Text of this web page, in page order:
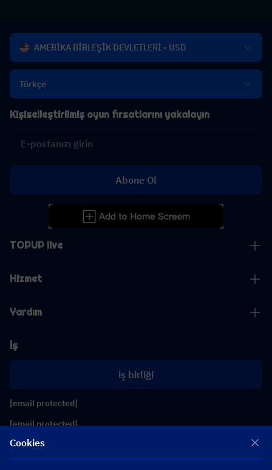
AMERİKA BİRLEŞİK DEVLETLERİ - USD
Türkçe
TOPUP live
Hizmet
Yardım
İş
iş birliği
[email protected]
[email protected]
Kişiselleştirilmiş oyun fırsatlarını yakalayın
Abone Ol
Bizi takip edin
Cookies